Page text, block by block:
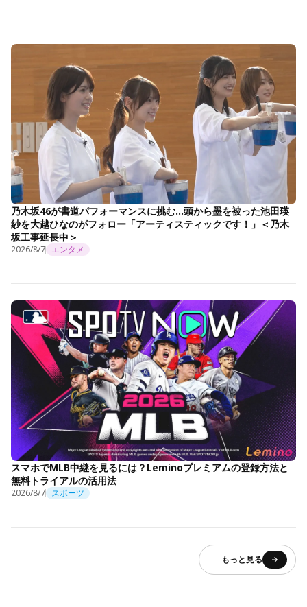
乃木坂46が書道パフォーマンスに挑む…頭から墨を被った池田瑛
紗を大越ひなのがフォロー「アーティスティックです！」＜乃木
坂工事延長中＞
2026/8/7 エンタメ
スマホでMLB中継を見るには？Leminoプレミアムの登録方法と
無料トライアルの活用法
2026/8/7 スポーツ
もっと見る